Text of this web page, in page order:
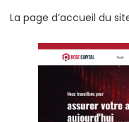
La page d’accueil du